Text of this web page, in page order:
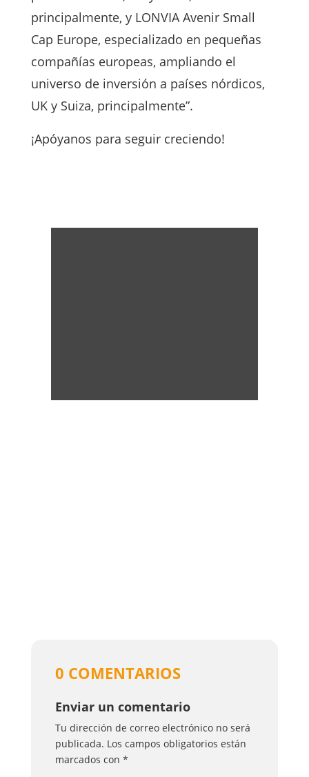
principalmente, y LONVIA Avenir Small
Cap Europe, especializado en pequeñas
compañías europeas, ampliando el
universo de inversión a países nórdicos,
UK y Suiza, principalmente”.
¡Apóyanos para seguir creciendo!
0 COMENTARIOS
Enviar un comentario
Tu dirección de correo electrónico no será
publicada. Los campos obligatorios están
marcados con *